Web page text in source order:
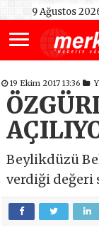
9 Ağustos
19 Ekim 2017 13:36
Beylikdüzü
verdiği değeri